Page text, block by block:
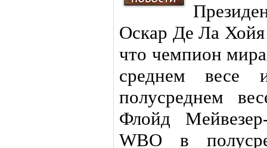
Оскар Де Ла Хойя
что чемпион
среднем
полусреднем
Флойд
WBO в